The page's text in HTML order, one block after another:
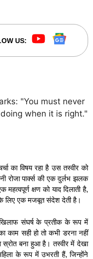
US:
का विषय रहा है उस तस्वीर को
रोजा पार्क्स की एक दुर्लभ झलक
क्षण को याद दिलाती है,
लिए एक मजबूत संदेश देती है।
खिलाफ संघर्ष के प्रतीक के रूप में
सही हो तो कभी डरना नहीं
स्रोत बना हुआ है। तस्वीर में देखा
के रूप में उभरती हैं, जिन्होंने